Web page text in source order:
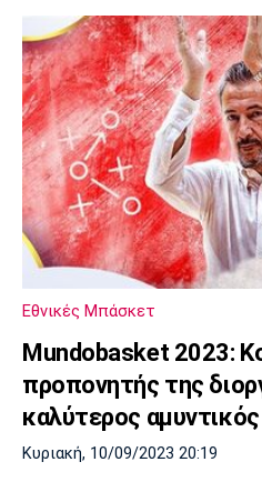
Εθνικές Μπάσκετ
Mundobasket 2023:
προπονητής της
καλύτερος
Κυριακή, 10/09/2023 20:19